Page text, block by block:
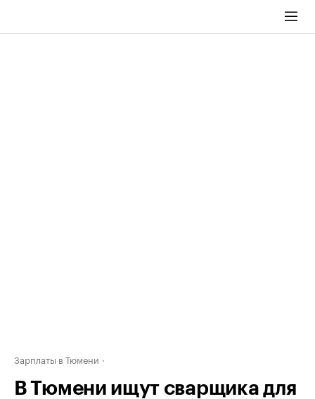
Зарплаты в Тюмени
В Тюмени ищут сварщика для